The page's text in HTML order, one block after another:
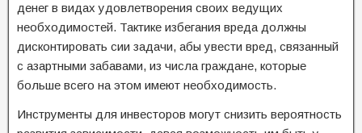
денег в видах удовлетворения своих ведущих
необходимостей. Тактике избегания вреда должны
дисконтировать сии задачи, абы увести вред, связанный
с азартными забавами, из числа граждане, которые
больше всего на этом имеют необходимость.
Инструменты для инвесторов могут снизить вероятность